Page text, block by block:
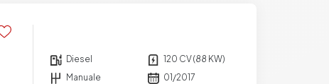
Diesel
120 CV (88 KW)
Manuale
01/2017